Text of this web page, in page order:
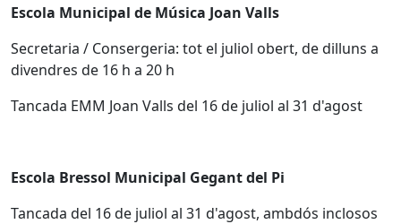
Escola Municipal de Música Joan Valls
Secretaria / Consergeria: tot el juliol obert, de dilluns a
divendres de 16 h a 20 h
Tancada EMM Joan Valls del 16 de juliol al 31 d'agost
Escola Bressol Municipal Gegant del Pi
Tancada del 16 de juliol al 31 d'agost, ambdós inclosos